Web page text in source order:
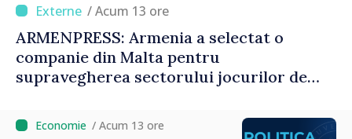
/ Acum 13 ore
ARMENPRESS: Armenia a selectat o
companie din Malta pentru
supravegherea sectorului jocurilor de
/ Acum 13 ore